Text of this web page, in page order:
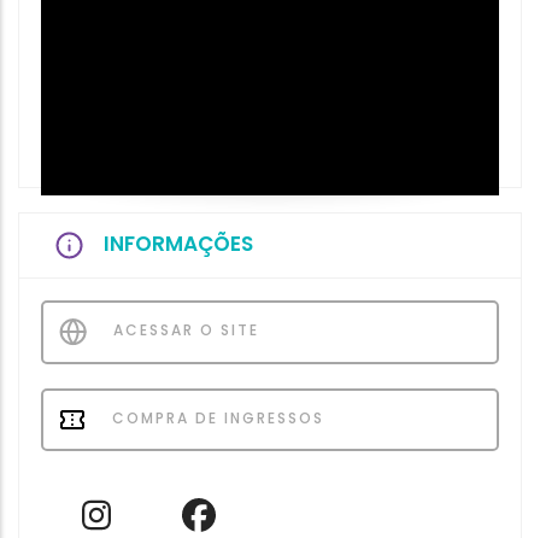
INFORMAÇÕES
ACESSAR O SITE
COMPRA DE INGRESSOS